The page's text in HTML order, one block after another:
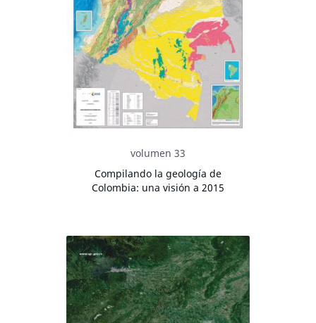
volumen 33
Compilando la geología de
Colombia: una visión a 2015